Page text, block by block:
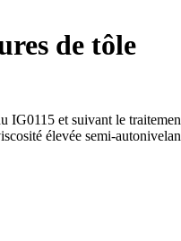
de tôle
et suivant le
élevée semi-